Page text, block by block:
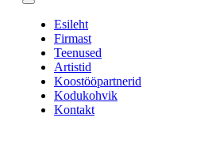
Esileht
Firmast
Teenused
Artistid
Koostööpartnerid
Kodukohvik
Kontakt